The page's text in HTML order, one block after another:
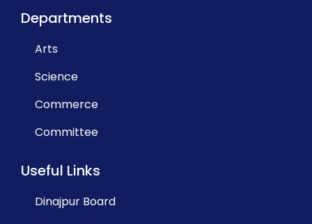
Departments
Arts
Science
Commerce
Committee
Useful Links
Dinajpur Board